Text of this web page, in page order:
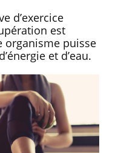
d’exercice
est
organisme puisse
et d’eau.